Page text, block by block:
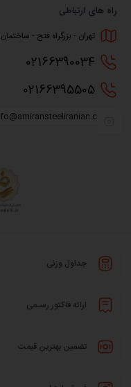
راه های ارتباطی
تهران - بزرگراه فتح -
02166390034
02166395505
جداول وزنی
ارائه فاکتور رسـمی
تضمین بهترین قیمت